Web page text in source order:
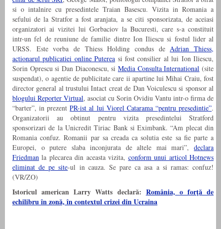
si o intalnire cu presedintele Traian Basescu. Vizita in Romania a
sefului de la Stratfor a fost aranjata, a se citi sponsorizata, de aceiasi
organizatori ai vizitei lui Gorbaciov la Bucuresti, care s-a constituit
intr-un fel de reuniune de familie dintre Ion Iliescu si fostul lider al
URSS. Este vorba de Thiess Holding condus de Adrian Thiess,
actionarul publicatiei online Puterea si fost consilier al lui Ion Iliescu,
Sorin Oprescu si Dan Diaconescu, si Media Consulta International (site
suspendat), o agentie de publicitate care ii apartine lui Mihai Craiu, fost
director general al trustului Intact creat de Dan Voiculescu si sponsor al
blogului Reporter Virtual, asociat cu Sorin Ovidiu Vantu intr-o firma de
“barter”, in prezentPR-ist al lui Viorel Catarama “pentru presedintie”.
Organizatorii au obtinut pentru vizita presedintelui Stratford
sponsorizari de la Unicredit Tiriac Bank si Eximbank. “Am plecat din
Romania confuz. Romanii par sa creada ca solutia este sa fie parte a
Europei, o putere slaba inconjurata de altele mai mari”, declara
Friedman la plecarea din aceasta vizita, conform unui articol Hotnews
eliminat de pe site-ul in cauza. Se pare ca asa a si ramas: confuz!
(VR/ZO)
Istoricul american Larry Watts declară: România, o forţă de
echilibru în zonă, în contextul crizei din Ucraina